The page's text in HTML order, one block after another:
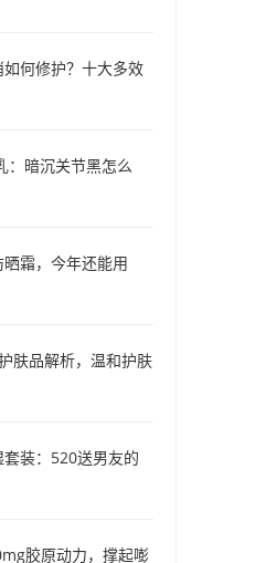
何修护？十大多效
路紧致面部线条
：暗沉关节黑怎么
胺焕亮
霜，今年还能用
肤品解析，温和护肤
步淡化面部新旧痘
装：520送男友的
胶原动力，撑起嘭